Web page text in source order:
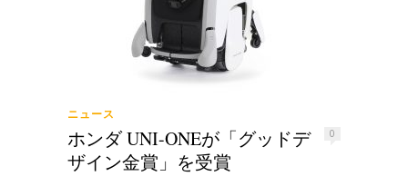
ニュース
0
ホンダ UNI-ONEが「グッドデ
ザイン金賞」を受賞